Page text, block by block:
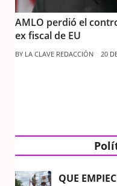
AMLO perdió el
ex fiscal de EU
BY LA CLAVE REDACCIÓN 20
QUE